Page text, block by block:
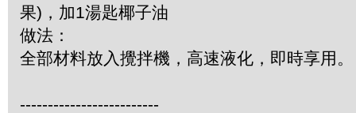
果)，加1湯匙椰子油
做法：
全部材料放入攪拌機，高速液化，即時享用。
-------------------------